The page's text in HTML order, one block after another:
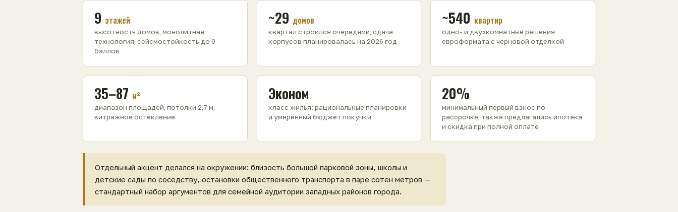
9 этажей
высотность домов, монолитная
технология, сейсмостойкость до 9
баллов
~29 домов
квартал строился очередями, сдача
корпусов планировалась на 2026 год
~540 квартир
одно- и двухкомнатные решения
евроформата с черновой отделкой
35–87 м²
диапазон площадей, потолки 2,7 м,
витражное остекление
Эконом
класс жилья: рациональные планировки
и умеренный бюджет покупки
20%
минимальный первый взнос по
рассрочке; также предлагались ипотека
и скидка при полной оплате
Отдельный акцент делался на окружении: близость большой парковой зоны, школы и
детские сады по соседству, остановки общественного транспорта в паре сотен метров —
стандартный набор аргументов для семейной аудитории западных районов города.